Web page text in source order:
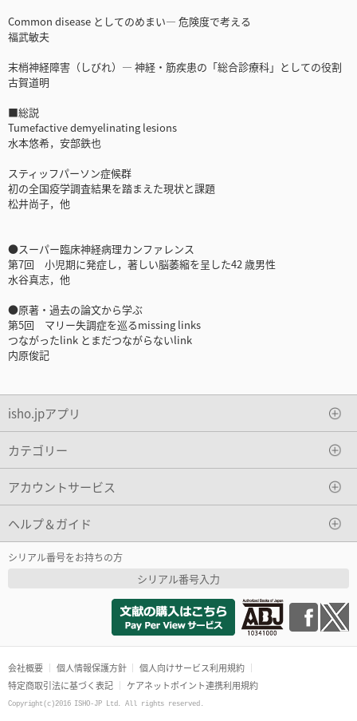
Common disease としてのめまい― 危険度で考える
福武敏夫
末梢神経障害（しびれ）― 神経・筋疾患の「総合診療科」としての役割
古賀道明
■総説
Tumefactive demyelinating lesions
水本悠希，安部鉄也
スティッフパーソン症候群
初の全国疫学調査結果を踏まえた現状と課題
松井尚子，他
●スーパー臨床神経病理カンファレンス
第7回 小児期に発症し，著しい脳萎縮を呈した42 歳男性
水谷真志，他
●原著・過去の論文から学ぶ
第5回 マリー失調症を巡るmissing links
つながったlink とまだつながらないlink
内原俊記
isho.jpアプリ
カテゴリー
アカウントサービス
ヘルプ＆ガイド
シリアル番号をお持ちの方
シリアル番号入力
会社概要 個人情報保護方針
個人向けサービス利用規約
特定商取引法に基づく表記
ケアネットポイント連携利用規約
Copyright(c)2016 ISHO-JP Ltd. All rights reserved.